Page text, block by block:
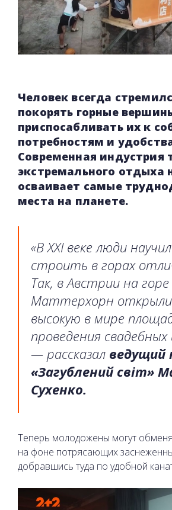
Человек всегда
покорять горные
приспосабливать их к
потребностям и
Современная индустрия
экстремального отдыха
осваивает самые
места на планете.
«В XXI веке люди
строить в горах
Так, в Австрии на горе
Маттерхорн
высокую в мире
проведения
— рассказал ведущий
«Загублений світ»
Сухенко.
Теперь молодожены могут
на фоне потрясающих
добравшись туда по удобной